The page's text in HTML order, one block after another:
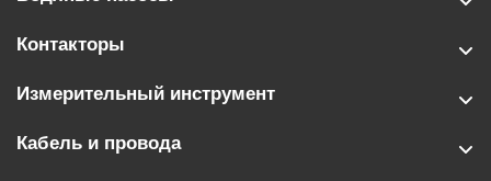
Контакторы
Измерительный инструмент
Кабель и провода